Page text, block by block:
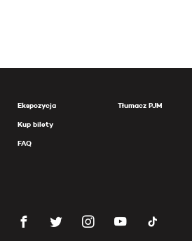
Ekspozycja
Kup bilety
FAQ
Tłumacz PJM